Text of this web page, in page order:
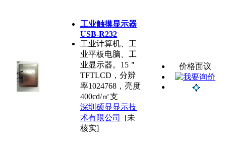
工业触摸显示器
USB-R232
工业计算机、工
业平板电脑、工
业显示器。15＂
TFTLCD，分辨
率1024768，亮度
400cd/㎡支
深圳硕显显示技
术有限公司
[未
核实]
价格面议